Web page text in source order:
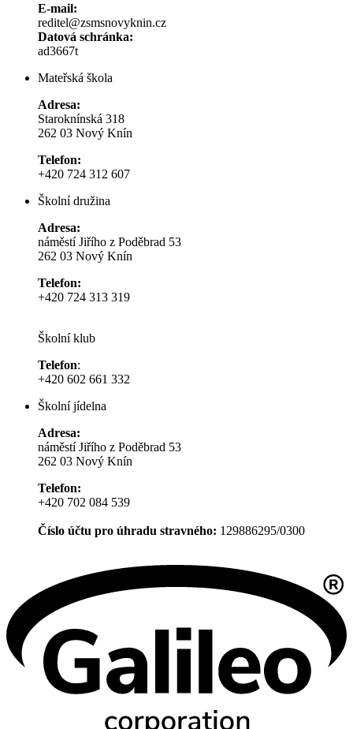
E-mail:
reditel@zsmsnovyknin.cz
Datová schránka:
ad3667t
Mateřská škola
Adresa:
Staroknínská 318
262 03 Nový Knín
Telefon:
+420 724 312 607
Školní družina
Adresa:
náměstí Jiřího z Poděbrad 53
262 03 Nový Knín
Telefon:
+420 724 313 319
Školní klub
Telefon:
+420 602 661 332
Školní jídelna
Adresa:
náměstí Jiřího z Poděbrad 53
262 03 Nový Knín
Telefon:
+420 702 084 539
Číslo účtu pro úhradu stravného: 129886295/0300